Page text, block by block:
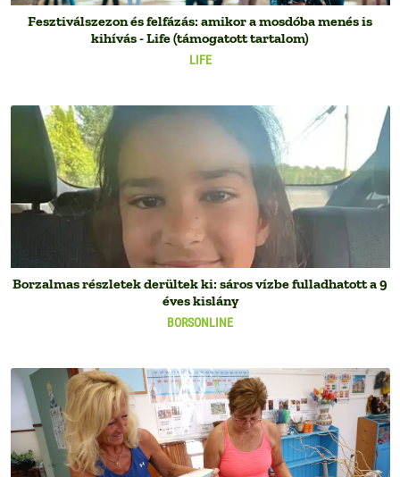
LIFE
Fesztiválszezon és felfázás: amikor a mosdóba menés is
kihívás - Life (támogatott tartalom)
BORSONLINE
Borzalmas részletek derültek ki: sáros vízbe fulladhatott a 9
éves kislány